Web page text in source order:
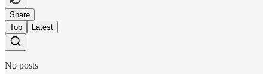
Share
Top
Latest
No posts